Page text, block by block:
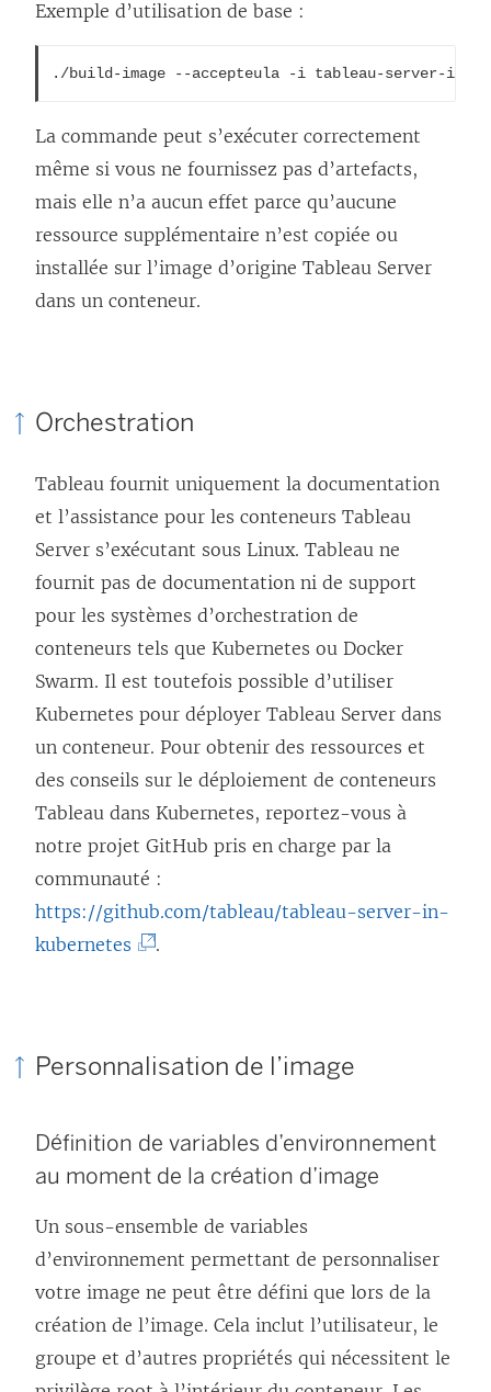
Exemple d’utilisation de base :
./build-image --accepteula -i tableau-server-
La commande peut s’exécuter correctement
même si vous ne fournissez pas d’artefacts,
mais elle n’a aucun effet parce qu’aucune
ressource supplémentaire n’est copiée ou
installée sur l’image d’origine Tableau Server
dans un conteneur.
Orchestration
Tableau fournit uniquement la documentation
et l’assistance pour les conteneurs Tableau
Server s’exécutant sous Linux. Tableau ne
fournit pas de documentation ni de support
pour les systèmes d’orchestration de
conteneurs tels que Kubernetes ou Docker
Swarm. Il est toutefois possible d’utiliser
Kubernetes pour déployer Tableau Server dans
un conteneur. Pour obtenir des ressources et
des conseils sur le déploiement de conteneurs
Tableau dans Kubernetes, reportez-vous à
notre projet GitHub pris en charge par la
communauté :
https://github.com/tableau/tableau-server-in-
kubernetes
i
n
s
o
u
v
r
e
.
Personnalisation de l’image
Définition de variables d’environnement
au moment de la création d’image
Un sous-ensemble de variables
d’environnement permettant de personnaliser
votre image ne peut être défini que lors de la
création de l’image. Cela inclut l’utilisateur, le
groupe et d’autres propriétés qui nécessitent le